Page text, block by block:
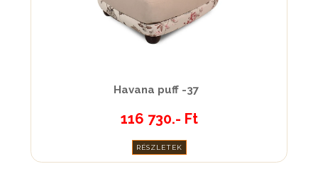
Havana puff -37
116 730.- Ft
RÉSZLETEK